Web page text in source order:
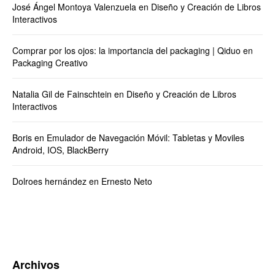
José Ángel Montoya Valenzuela en Diseño y Creación de Libros
Interactivos
Comprar por los ojos: la importancia del packaging | Qiduo en
Packaging Creativo
Natalia Gil de Fainschtein en Diseño y Creación de Libros
Interactivos
Boris en Emulador de Navegación Móvil: Tabletas y Moviles
Android, IOS, BlackBerry
Dolroes hernández en Ernesto Neto
Archivos